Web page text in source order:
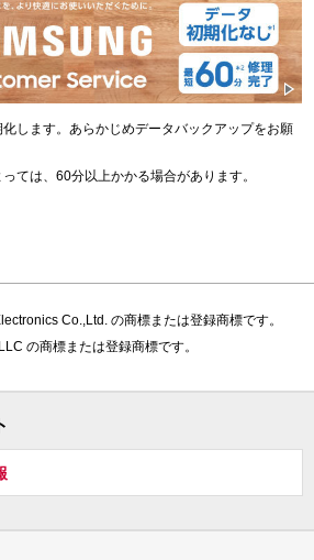
します。あらかじめデータバックアップをお願
ては、60分以上かかる場合があります。
Co.,Ltd. の商標または登録商標です。
の商標または登録商標です。